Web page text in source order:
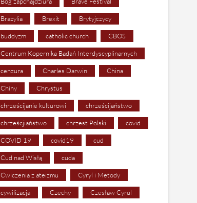
Brazylia Brexit Brytyjczycy
buddyzm catholic church CBOS
Centrum Kopernika Badań Interdyscyplinarnych
cenzura Charles Darwin China
Chiny Chrystus
chrześcijanie kulturowi chrześcijaństwo
chrześcjiaństwo chrzest Polski covid
COVID 19 covid19 cud
Cud nad Wisłą cuda
Ćwiczenia z ateizmu Cyryl i Metody
cywilizacja Czechy Czesław Cyrul